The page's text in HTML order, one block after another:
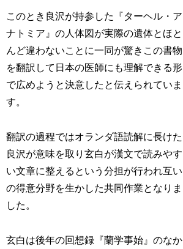
このとき良沢が持参した『ターヘル・ア
ナトミア』の人体図が実際の遺体とほと
んど違わないことに一同が驚きこの書物
を翻訳して日本の医師にも理解できる形
で広めようと決意したと伝えられていま
す。
翻訳の過程ではオランダ語読解に長けた
良沢が意味を取り玄白が漢文で読みやす
い文章に整えるという分担が行われ互い
の得意分野を生かした共同作業となりま
した。
玄白は後年の回想録『蘭学事始』のなか